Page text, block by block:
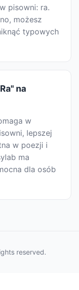
pisowni: ra.
możesz
typowych
na
w
lepszej
w poezji i
ma
dla osób
reserved.